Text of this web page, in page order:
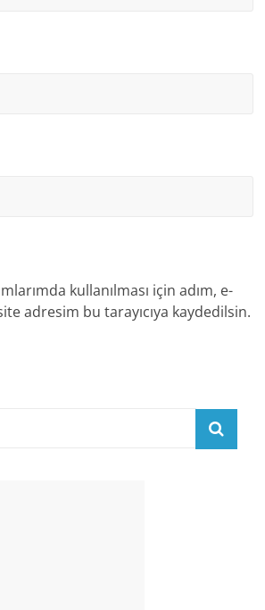
kullanılması için adım, e-
adresim bu tarayıcıya kaydedilsin.